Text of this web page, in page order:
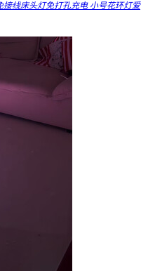
线床头灯免打孔充电 小号花环灯爱